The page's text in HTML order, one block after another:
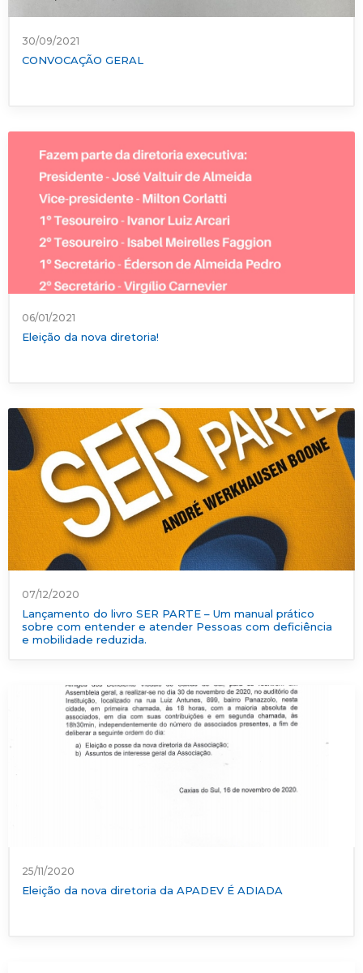
30/09/2021
CONVOCAÇÃO GERAL
06/01/2021
Eleição da nova diretoria!
07/12/2020
Lançamento do livro SER PARTE – Um manual prático
sobre com entender e atender Pessoas com deficiência
e mobilidade reduzida.
25/11/2020
Eleição da nova diretoria da APADEV É ADIADA